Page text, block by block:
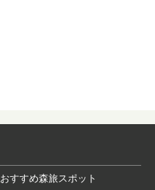
おすすめ森旅スポット